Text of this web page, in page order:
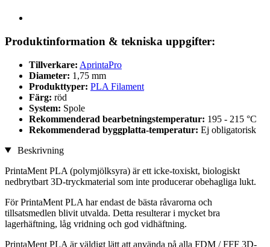
Produktinformation & tekniska uppgifter:
Tillverkare: AprintaPro
Diameter: 1,75 mm
Produkttyper: PLA Filament
Färg: röd
System: Spole
Rekommenderad bearbetningstemperatur: 195 - 215 °C
Rekommenderad byggplatta-temperatur: Ej obligatorisk
Beskrivning
PrintaMent PLA (polymjölksyra) är ett icke-toxiskt, biologiskt
nedbrytbart 3D-tryckmaterial som inte producerar obehagliga lukt.
För PrintaMent PLA har endast de bästa råvarorna och
tillsatsmedlen blivit utvalda. Detta resulterar i mycket bra
lagerhäftning, låg vridning och god vidhäftning.
PrintaMent PLA är väldigt lätt att använda på alla FDM / FFF 3D-